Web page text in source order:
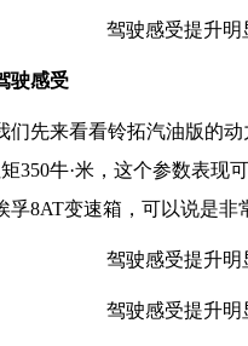
驶感受
来看看铃拓汽油版的动
350牛·米，这个参数表
8AT变速箱，可以说是非